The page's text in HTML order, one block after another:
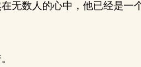
无数人的心中，他已经是一